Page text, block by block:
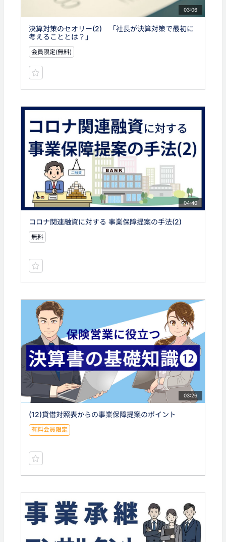
03:06
決算対策のセオリー(2) 「社長が決算対策で最初に
考えることとは？」
会員限定(無料)
04:40
コロナ関連融資に対する 事業保障提案の手法(2)
無料
03:26
(12)貸借対照表からの事業保障提案のポイント
有料会員限定